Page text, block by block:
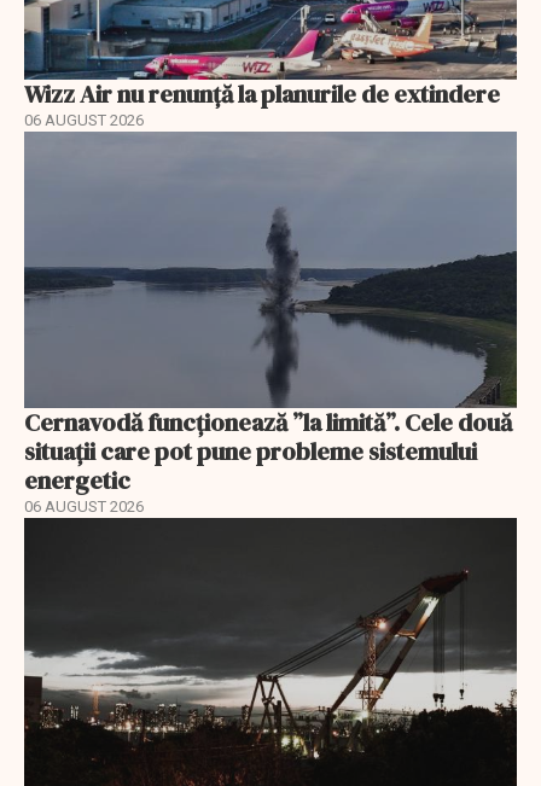
Wizz Air nu renunță la planurile de extindere
06 AUGUST 2026
Cernavodă funcționează ”la limită”. Cele două
situații care pot pune probleme sistemului
energetic
06 AUGUST 2026